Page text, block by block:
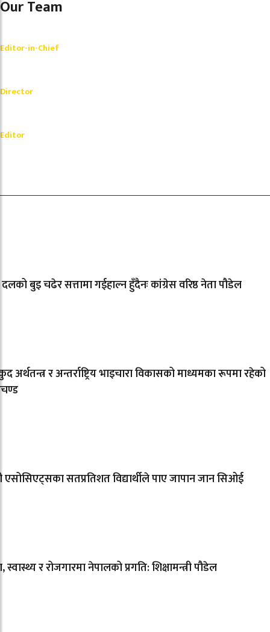
Our Team
Editor-in-Chief
Director
Editor
बुइ चढेर सत्तामा गईहाल्न हुँदैनः कांग्रेस वरिष्ठ नेता पौडेल
अर्थतन्त्र र अन्तर्राष्ट्रिय भाइचारा विकासको माध्यमका रूपमा रहेको
एसोसिएट्सका सतप्रतिशत विद्यार्थीले पाए जापान जान सिओई
स्वास्थ्य र रोजगारमा नेपालको प्रगति: शिक्षामन्त्री पौडेल